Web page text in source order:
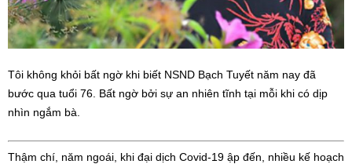
Tôi không khỏi bất ngờ khi biết NSND Bạch Tuyết năm nay đã
bước qua tuổi 76. Bất ngờ bởi sự an nhiên tĩnh tại mỗi khi có dịp
nhìn ngắm bà.
Thậm chí, năm ngoái, khi đại dịch Covid-19 ập đến, nhiều kế hoạch